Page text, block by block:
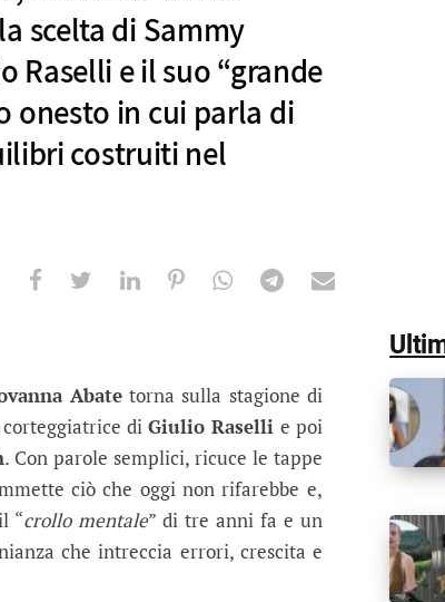
scelta di Sammy
Raselli e il suo “grande
onesto in cui parla di
costruiti nel
e Donne: cosa è
Abate ripercorre Uomini e Donne, la
Abatetorna sulla stagione di
diGiulio Raselli e poi
. Con parole semplici, ricuce le tappe
ciò che oggi non rifarebbe e,
“crollo mentale” di tre anni fa e un
che intreccia errori, crescita e